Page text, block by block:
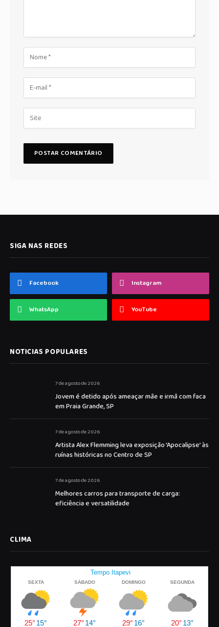
SIGA NAS REDES
Facebook Instagram
WhatsApp YouTube
NOTICIAS POPULARES
7 de agosto de 2026
Jovem é detido após ameaçar mãe e irmã com faca
em Praia Grande, SP
7 de agosto de 2026
Artista Alex Flemming leva exposição ‘Apocalipse’ às
ruínas históricas no Centro de SP
7 de agosto de 2026
Melhores carros para transporte de carga:
eficiência e versatilidade
CLIMA